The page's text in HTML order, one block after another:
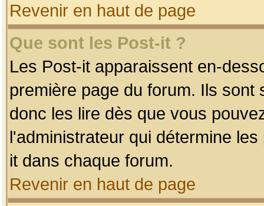
Revenir en haut de page
Que sont les Post-it ?
Les Post-it apparaissent en-
première page du forum. Ils
donc les lire dès que vous
l'administrateur qui détermine
it dans chaque forum.
Revenir en haut de page